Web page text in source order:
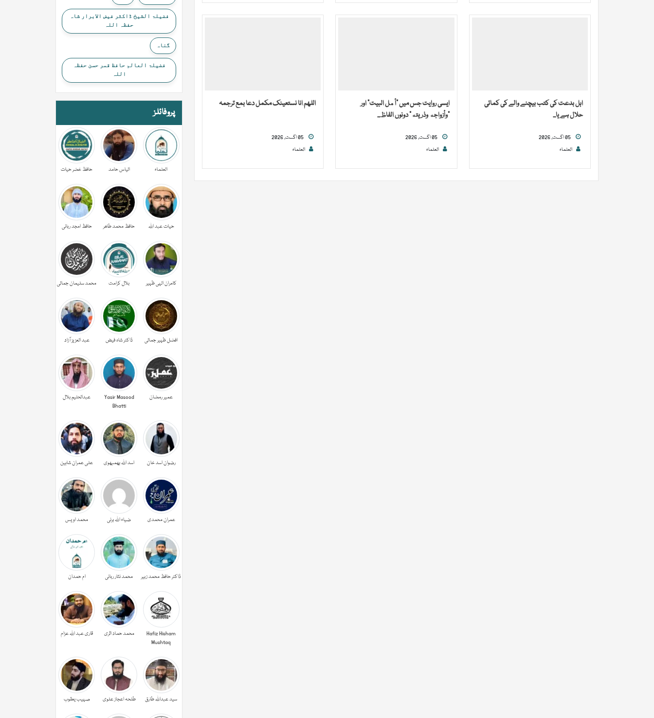
اہل بدعت کی کتب بیچنے والے کی کمائی
حلال ہے یا...
العلماء
ایسی روایت جس میں “أهل البيت” اور
“وأزواجه وذريته” دونوں الفاظ...
05 اگست, 2026
العلماء
اللھم انا نستعینک مکمل دعا بمع ترجمہ
العلماء
فضیلۃ الشیخ ڈاکٹر فیض الابرار شاہ
حفظہ اللہ
گناہ
فضیلۃ العالم حافظ قمر حسن حفظہ
اللہ
پروفائلز
العلماء الیاس حامد حافظ خضر حیات
حیات عبد اللہ حافظ محمد طاھر حافظ امجد ربانی
کامران الہی ظہیر بلال کرامت محمد سلیمان جمالی
افضل ظہیر جمالی ڈاکٹر شاہ فیض عبد العزیز آزاد
عمیر رمضان
Yasir Masood
Bhatti
عبدالحليم بلال
رضوان اسد خان اسد اللہ بھمبھوی علی عمران شاہین
عمران محمدی ضیاء اللہ برنی محمد اویس
ڈاکٹر حافظ محمد زبیر محمد نثار ربانی ام حمدان
Hafiz Hisham
Mushtaq
محمد حماد اثری قاری عبد اللہ عزام
سید عبداللہ طارق طلحہ اعجاز علوی صہیب یعقوب